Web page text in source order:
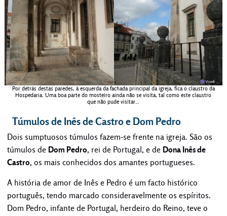
Por detrás destas paredes, à esquerda da fachada principal da igreja, fica o claustro da
Hospedaria. Uma boa parte do mosteiro ainda não se visita, tal como este claustro
que não pude visitar…
Túmulos de Inês de Castro e Dom Pedro
Dois sumptuosos túmulos fazem-se frente na igreja. São os
túmulos de Dom Pedro, rei de Portugal, e de Dona Inês de
Castro, os mais conhecidos dos amantes portugueses.
A história de amor de Inês e Pedro é um facto histórico
português, tendo marcado consideravelmente os espíritos.
Dom Pedro, infante de Portugal, herdeiro do Reino, teve o